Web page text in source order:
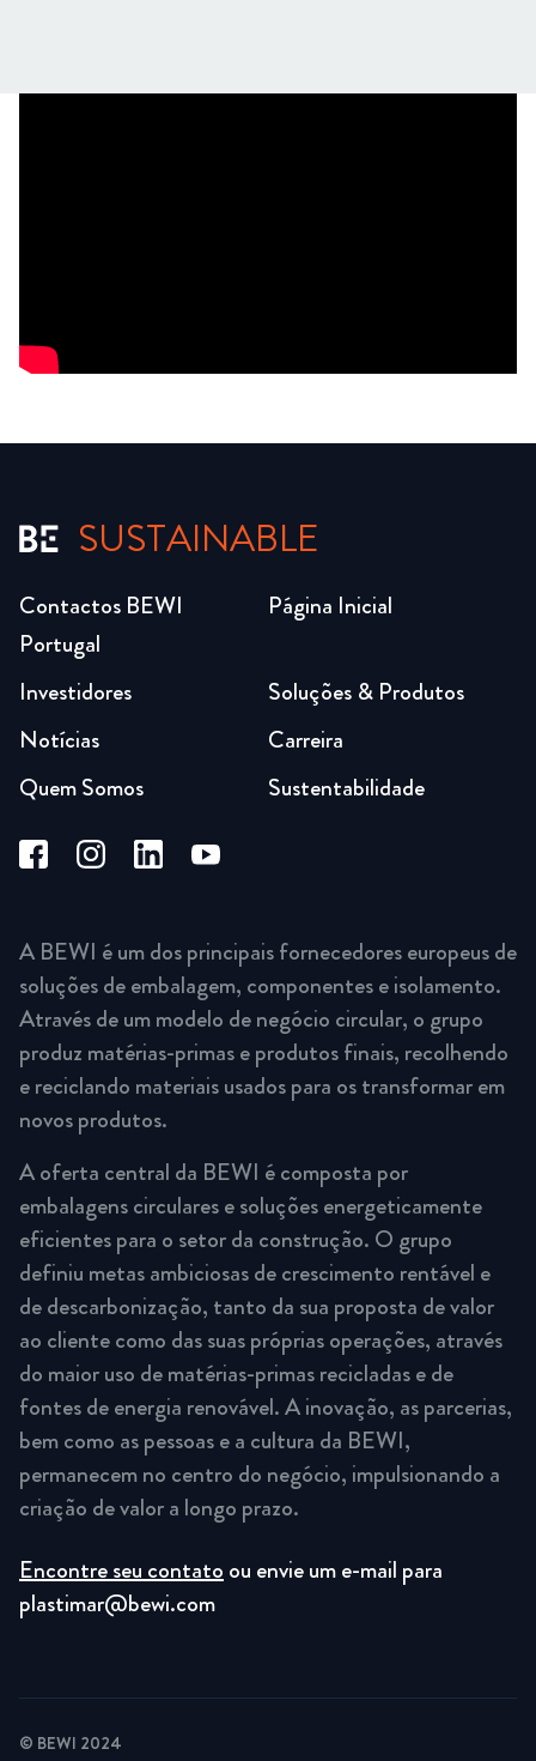
SUSTAINABLE
Página Inicial
Soluções & Produtos
Carreira
Sustentabilidade
Investidores
Notícias
Quem Somos
Contactos BEWI
Portugal
A BEWI é um dos principais fornecedores europeus de
soluções de embalagem, componentes e isolamento.
Através de um modelo de negócio circular, o grupo
produz matérias-primas e produtos finais, recolhendo
e reciclando materiais usados para os transformar em
novos produtos.
A oferta central da BEWI é composta por
embalagens circulares e soluções energeticamente
eficientes para o setor da construção. O grupo
definiu metas ambiciosas de crescimento rentável e
de descarbonização, tanto da sua proposta de valor
ao cliente como das suas próprias operações, através
do maior uso de matérias-primas recicladas e de
fontes de energia renovável. A inovação, as parcerias,
bem como as pessoas e a cultura da BEWI,
permanecem no centro do negócio, impulsionando a
criação de valor a longo prazo.
Encontre seu contatoou envie um e-mail para
plastimar@bewi.com
© BEWI 2024